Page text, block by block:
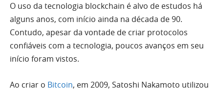
O uso da tecnologia blockchain é alvo de estudos há
alguns anos, com início ainda na década de 90.
Contudo, apesar da vontade de criar protocolos
confiáveis com a tecnologia, poucos avanços em seu
início foram vistos.
Ao criar o Bitcoin, em 2009, Satoshi Nakamoto utilizou